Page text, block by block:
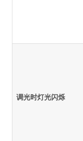
调光时灯光闪烁